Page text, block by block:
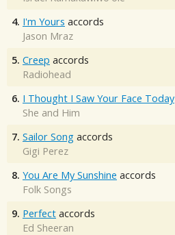
4. I'm Yours accords
Jason Mraz
5. Creep accords
Radiohead
6. I Thought I Saw Your Face Today
She and Him
7. Sailor Song accords
Gigi Perez
8. You Are My Sunshine accords
Folk Songs
9. Perfect accords
Ed Sheeran